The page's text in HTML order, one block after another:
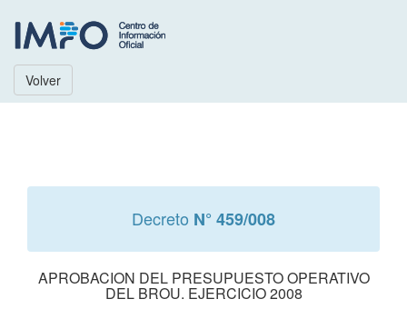
Volver
Decreto N° 459/008
APROBACION DEL PRESUPUESTO OPERATIVO
DEL BROU. EJERCICIO 2008